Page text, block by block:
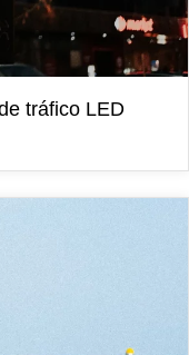
tráfico LED